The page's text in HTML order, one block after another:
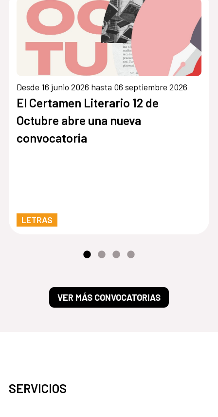
Desde 16 junio 2026 hasta 06 septiembre 2026
El Certamen Literario 12 de
Octubre abre una nueva
convocatoria
LETRAS
VER MÁS CONVOCATORIAS
SERVICIOS